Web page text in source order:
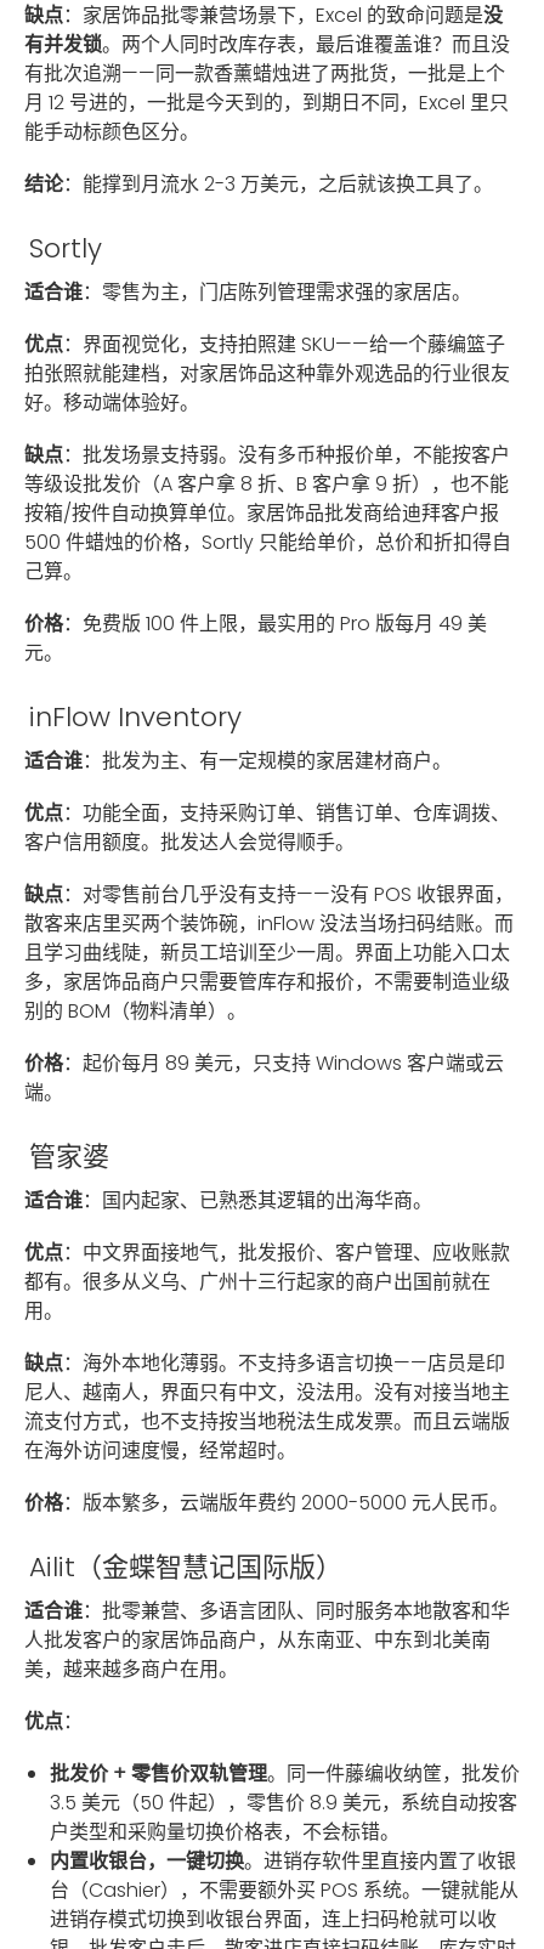
缺点：家居饰品批零兼营场景下，Excel 的致命问题是没
有并发锁。两个人同时改库存表，最后谁覆盖谁？而且没
有批次追溯——同一款香薰蜡烛进了两批货，一批是上个
月 12 号进的，一批是今天到的，到期日不同，Excel 里只
能手动标颜色区分。
结论：能撑到月流水 2-3 万美元，之后就该换工具了。
Sortly
适合谁：零售为主，门店陈列管理需求强的家居店。
优点：界面视觉化，支持拍照建 SKU——给一个藤编篮子
拍张照就能建档，对家居饰品这种靠外观选品的行业很友
好。移动端体验好。
缺点：批发场景支持弱。没有多币种报价单，不能按客户
等级设批发价（A 客户拿 8 折、B 客户拿 9 折），也不能
按箱/按件自动换算单位。家居饰品批发商给迪拜客户报
500 件蜡烛的价格，Sortly 只能给单价，总价和折扣得自
己算。
价格：免费版 100 件上限，最实用的 Pro 版每月 49 美
元。
inFlow Inventory
适合谁：批发为主、有一定规模的家居建材商户。
优点：功能全面，支持采购订单、销售订单、仓库调拨、
客户信用额度。批发达人会觉得顺手。
缺点：对零售前台几乎没有支持——没有 POS 收银界面，
散客来店里买两个装饰碗，inFlow 没法当场扫码结账。而
且学习曲线陡，新员工培训至少一周。界面上功能入口太
多，家居饰品商户只需要管库存和报价，不需要制造业级
别的 BOM（物料清单）。
价格：起价每月 89 美元，只支持 Windows 客户端或云
端。
管家婆
适合谁：国内起家、已熟悉其逻辑的出海华商。
优点：中文界面接地气，批发报价、客户管理、应收账款
都有。很多从义乌、广州十三行起家的商户出国前就在
用。
缺点：海外本地化薄弱。不支持多语言切换——店员是印
尼人、越南人，界面只有中文，没法用。没有对接当地主
流支付方式，也不支持按当地税法生成发票。而且云端版
在海外访问速度慢，经常超时。
价格：版本繁多，云端版年费约 2000-5000 元人民币。
Ailit（金蝶智慧记国际版）
适合谁：批零兼营、多语言团队、同时服务本地散客和华
人批发客户的家居饰品商户，从东南亚、中东到北美南
美，越来越多商户在用。
优点：
批发价 + 零售价双轨管理。同一件藤编收纳筐，批发价
3.5 美元（50 件起），零售价 8.9 美元，系统自动按客
户类型和采购量切换价格表，不会标错。
内置收银台，一键切换。进销存软件里直接内置了收银
台（Cashier），不需要额外买 POS 系统。一键就能从
进销存模式切换到收银台界面，连上扫码枪就可以收